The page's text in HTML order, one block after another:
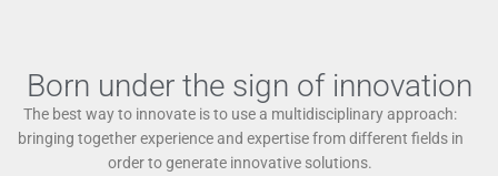
Born under the sign of innovation
The best way to innovate is to use a multidisciplinary approach:
bringing together experience and expertise from different fields in
order to generate innovative solutions.